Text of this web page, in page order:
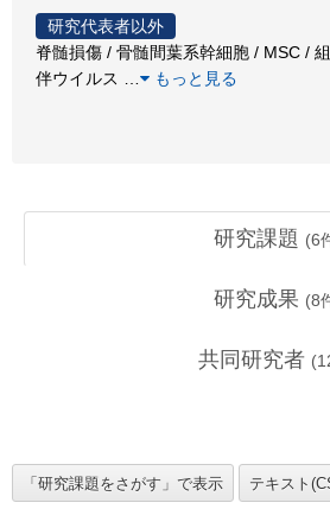
研究代表者以外
脊髄損傷 / 骨髄間葉系幹細胞 / MSC /
伴ウイルス
もっと見る
研究課題 (6
研究成果 (8
共同研究者 (